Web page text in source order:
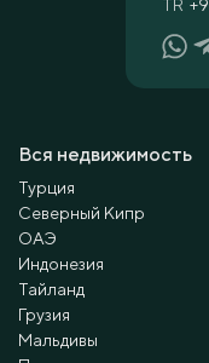
Вся недвижимость
Турция
Северный Кипр
ОАЭ
Индонезия
Тайланд
Грузия
Мальдивы
TR